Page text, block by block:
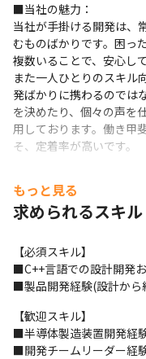
■当社の魅力：
当社が手掛ける開発は、
むものばかりです。困っ
複数いることで、安心し
また一人ひとりのスキル
発ばかりに携わるのでは
を決めたり、個々の声を
用しております。働き甲
そ、定着率が高いです。
もっと見る
求められるスキ
【必須スキル】
■C++言語での設計開発
■製品開発経験(設計から
【歓迎スキル】
■半導体製造装置開発経
■開発チームリーダー経